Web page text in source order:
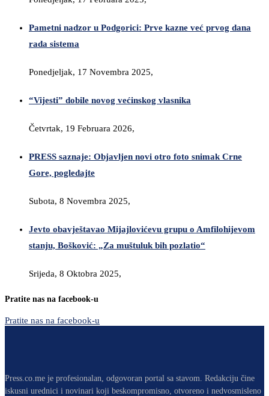
Pametni nadzor u Podgorici: Prve kazne već prvog dana
rada sistema
Ponedjeljak, 17 Novembra 2025,
“Vijesti” dobile novog većinskog vlasnika
Četvrtak, 19 Februara 2026,
PRESS saznaje: Objavljen novi otro foto snimak Crne
Gore, pogledajte
Subota, 8 Novembra 2025,
Jevto obavještavao Mijajlovićevu grupu o Amfilohijevom
stanju, Bošković: „Za muštuluk bih pozlatio“
Srijeda, 8 Oktobra 2025,
Pratite nas na facebook-u
Pratite nas na facebook-u
Press.co.me je profesionalan, odgovoran portal sa stavom. Redakciju čine
iskusni urednici i novinari koji beskompromisno, otvoreno i nedvosmisleno